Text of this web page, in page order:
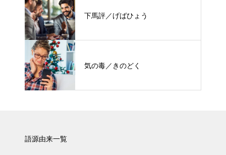
下馬評／げばひょう
気の毒／きのどく
語源由来一覧